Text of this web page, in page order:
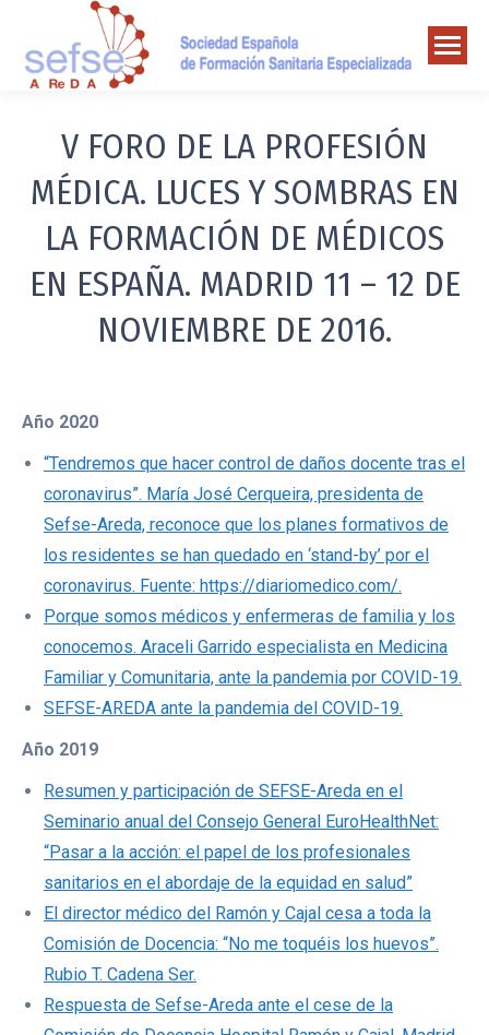
V FORO DE LA PROFESIÓN
MÉDICA. LUCES Y SOMBRAS EN
LA FORMACIÓN DE MÉDICOS
EN ESPAÑA. MADRID 11 – 12 DE
NOVIEMBRE DE 2016.
Año 2020
“Tendremos que hacer control de daños docente tras el
coronavirus”. María José Cerqueira, presidenta de
Sefse-Areda, reconoce que los planes formativos de
los residentes se han quedado en ‘stand-by’ por el
coronavirus. Fuente: https://diariomedico.com/.
Porque somos médicos y enfermeras de familia y los
conocemos. Araceli Garrido especialista en Medicina
Familiar y Comunitaria, ante la pandemia por COVID-19.
SEFSE-AREDA ante la pandemia del COVID-19.
Año 2019
Resumen y participación de SEFSE-Areda en el
Seminario anual del Consejo General EuroHealthNet:
“Pasar a la acción: el papel de los profesionales
sanitarios en el abordaje de la equidad en salud”
El director médico del Ramón y Cajal cesa a toda la
Comisión de Docencia: “No me toquéis los huevos”.
Rubio T. Cadena Ser.
Respuesta de Sefse-Areda ante el cese de la